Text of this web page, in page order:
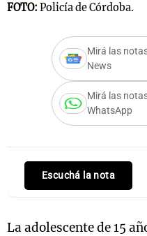
FOTO: Policía de Córdoba.
Mirá las
News
Mirá las
WhatsApp
Escuchá la nota
La adolescente de 15